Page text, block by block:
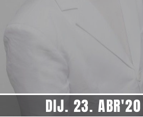
DIJ. 23. ABR'20